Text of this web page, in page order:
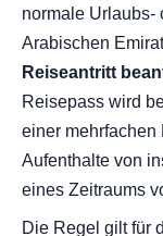
normale Urlaubs-
Arabischen
Reiseantritt
Reisepass wird
einer
Aufenthalte von
eines Zeitraums
Die Regel gilt für